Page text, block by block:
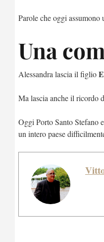
Parole che oggi
Una
Alessandra lascia il figlio
Ma lascia anche il ricordo
Oggi Porto Santo Stefano
un intero paese